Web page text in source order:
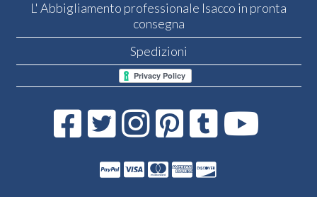
L' Abbigliamento professionale Isacco in pronta
consegna
Spedizioni